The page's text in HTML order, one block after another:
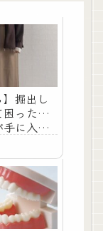
】掘出し
困った…
に入る
ィガン